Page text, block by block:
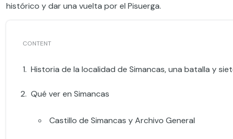
histórico y dar una vuelta por el Pisuerga.
Historia de la localidad de Simancas, una batalla y
Qué ver en Simancas
Castillo de Simancas y Archivo General